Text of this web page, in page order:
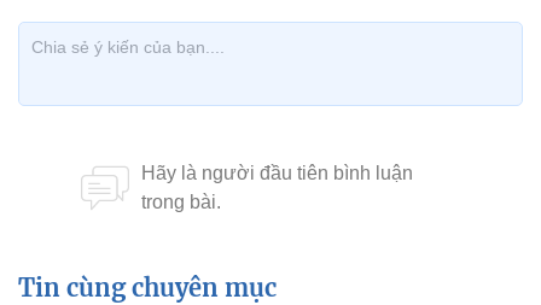
Tin cùng chuyên mục